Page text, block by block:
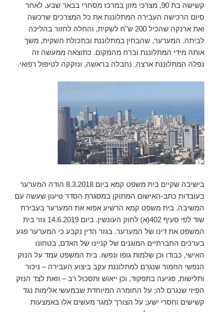
קשישה בת 90, מצרכי מזון במרכז מסחרי בבאר שבע. לאחר
סיום הרכישה העבירה המתלוננת את כל המצרכים שרכשה
ואת ארנקה שהכיל 200 ש"ח לשקית, והחלה לחזור בהליכה
לביתה. המערער, שהבחין במתלוננת ובתכולת השקית, משך
אותה מידי המתלוננת וברח מהמקום. כתוצאה ממעשה זה
נפלה המתלוננת ארצה, נחבלה בראשה, ונזקקה לטיפול רפואי.
בישיבה שקיים בית משפט קמא ביום 8.3.2018 הודה המערער
בעובדות כתב-האישום המתוקן במסגרת הסדר טיעון שעשה עם
המשיבה. בית משפט קמא הרשיע אפוא את המערער בעבירת
שוד לפי סעיף 402(א) לחוק העונשין. ביום 14.6.2019 גזר בית
המשפט את דינו של המערער. בגזר הדין נקבע כי המערער פגע
בערכים החברתיים המוגנים של קניינו של האדם, בטחונו
האישי, כבודו וכן שלמות גופו ונפשו. בית המשפט עמד על הנזק
הנפשי החמור שנגרם למתלוננת עקב ביצוע העבירה – ניכור
ותלישות, פגיעה בתפקוד, וכן ייאוש ותסכול רב – וזאת לצד הנזק
הפיזי שנגרם לה; על החומרה המיוחדת שבמעשי אלימות נגד
קשישים וחסרי ישע; על הצורך למגר מעשים אלו באמצעות